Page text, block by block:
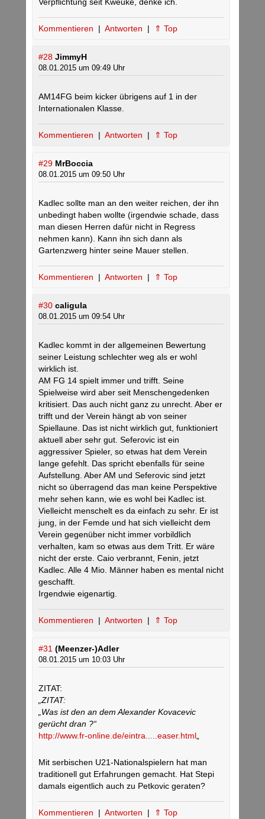
Kommentieren | Antworten | ⇑ Top
#28 JimmyH
08.01.2015 um 09:49 Uhr
AM14FG beim kicker übrigens auf 1 in der
Internationalen Klasse.
Kommentieren | Antworten | ⇑ Top
#29 MrBoccia
08.01.2015 um 09:50 Uhr
Kadlec sollte man an den weiter reichen, der ihn
unbedingt haben wollte (irgendwie schade, dass
man diesen Herren dafür nicht in Regress
nehmen kann). Kann ihn sich dann als
Gartenzwerg hinter seine Mauer stellen.
Kommentieren | Antworten | ⇑ Top
#30 caligula
08.01.2015 um 09:54 Uhr
Kadlec kommt in der allgemeinen Bewertung
seiner Leistung schlechter weg als er wohl
wirklich ist.
AM FG 14 spielt immer und trifft. Seine
Spielweise wird aber seit Menschengedenken
kritisiert. Das auch nicht ganz zu unrecht. Aber er
trifft und der Verein hängt ab von seiner
Spiellaune. Das ist nicht wirklich gut, funktioniert
aktuell aber sehr gut. Seferovic ist ein
aggressiver Spieler, so etwas hat dem Verein
lange gefehlt. Das spricht ebenfalls für seine
Aufstellung. Aber AM und Seferovic sind jetzt
nicht so überragend das man keine Perspektive
mehr sehen kann, wie es wohl bei Kadlec ist.
Vielleicht menschelt es da einfach zu sehr. Er ist
jung, in der Femde und hat sich vielleicht dem
Verein gegenüber nicht immer vorbildlich
verhalten, kam so etwas aus dem Tritt. Er wäre
nicht der erste. Caio verbrannt, Fenin, jetzt
Kadlec. Alle 4 Mio. Männer haben es mental nicht
geschafft.
Irgendwie eigenartig.
Kommentieren | Antworten | ⇑ Top
#31 (Meenzer-)Adler
08.01.2015 um 10:03 Uhr
ZITAT:
„ZITAT:
„Was ist den an dem Alexander Kovacevic
gerücht dran ?“
http://www.fr-online.de/eintra.....easer.html
Mit serbischen U21-Nationalspielern hat man
traditionell gut Erfahrungen gemacht. Hat Stepi
damals eigentlich auch zu Petkovic geraten?
Kommentieren | Antworten | ⇑ Top